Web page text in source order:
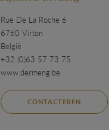
Rue De La Roche 6
6760 Virton
België
+32 (0)63 57 73 75
www.dermeng.be
CONTACTEREN